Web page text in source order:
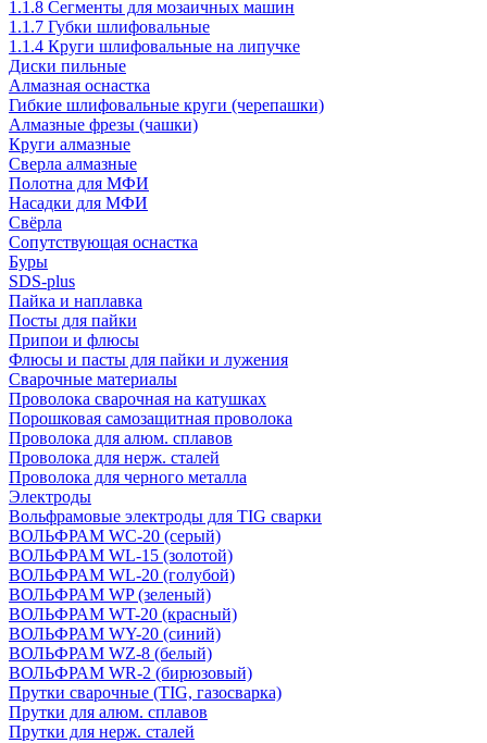
1.1.8 Сегменты для мозаичных машин
1.1.7 Губки шлифовальные
1.1.4 Круги шлифовальные на липучке
Диски пильные
Алмазная оснастка
Гибкие шлифовальные круги (черепашки)
Алмазные фрезы (чашки)
Круги алмазные
Сверла алмазные
Полотна для МФИ
Насадки для МФИ
Свёрла
Сопутствующая оснастка
Буры
SDS-plus
Пайка и наплавка
Посты для пайки
Припои и флюсы
Флюсы и пасты для пайки и лужения
Сварочные материалы
Проволока сварочная на катушках
Порошковая самозащитная проволока
Проволока для алюм. сплавов
Проволока для нерж. сталей
Проволока для черного металла
Электроды
Вольфрамовые электроды для TIG сварки
ВОЛЬФРАМ WC-20 (серый)
ВОЛЬФРАМ WL-15 (золотой)
ВОЛЬФРАМ WL-20 (голубой)
ВОЛЬФРАМ WP (зеленый)
ВОЛЬФРАМ WT-20 (красный)
ВОЛЬФРАМ WY-20 (синий)
ВОЛЬФРАМ WZ-8 (белый)
ВОЛЬФРАМ WR-2 (бирюзовый)
Прутки сварочные (TIG, газосварка)
Прутки для алюм. сплавов
Прутки для нерж. сталей